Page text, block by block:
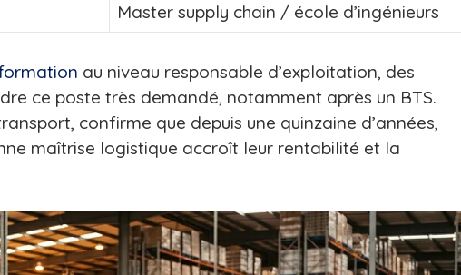
Master supply chain / école d’ingénieurs
au niveau responsable d’exploitation, des
ce poste très demandé, notamment après un BTS.
confirme que depuis une quinzaine d’années,
maîtrise logistique accroît leur rentabilité et la